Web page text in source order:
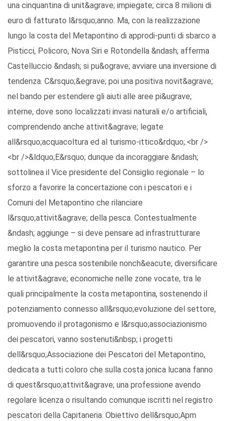
una cinquantina di unit&agrave; impiegate; circa 8 milioni di
euro di fatturato l&rsquo;anno. Ma, con la realizzazione
lungo la costa del Metapontino di approdi-punti di sbarco a
Pisticci, Policoro, Nova Siri e Rotondella &ndash; afferma
Castelluccio &ndash; si pu&ograve; avviare una inversione di
tendenza. C&rsquo;&egrave; poi una positiva novit&agrave;
nel bando per estendere gli aiuti alle aree pi&ugrave;
interne, dove sono localizzati invasi naturali e/o artificiali,
comprendendo anche attivit&agrave; legate
all&rsquo;acquacoltura ed al turismo-ittico&rdquo;.<br />
<br />&ldquo;E&rsquo; dunque da incoraggiare &ndash;
sottolinea il Vice presidente del Consiglio regionale – lo
sforzo a favorire la concertazione con i pescatori e i
Comuni del Metapontino che rilanciare
l&rsquo;attivit&agrave; della pesca. Contestualmente
&ndash; aggiunge – si deve pensare ad infrastrutturare
meglio la costa metapontina per il turismo nautico. Per
garantire una pesca sostenibile nonch&eacute; diversificare
le attivit&agrave; economiche nelle zone vocate, tra le
quali principalmente la costa metapontina, sostenendo il
potenziamento connesso all&rsquo;evoluzione del settore,
promuovendo il protagonismo e l&rsquo;associazionismo
dei pescatori, vanno sostenuti&nbsp; i progetti
dell&rsquo;Associazione dei Pescatori del Metapontino,
dedicata a tutti coloro che sulla costa jonica lucana fanno
di quest&rsquo;attivit&agrave; una professione avendo
regolare licenza o risultando comunque iscritti nel registro
pescatori della Capitaneria. Obiettivo dell&rsquo;Apm